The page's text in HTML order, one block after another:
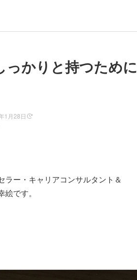
っかりと持つために
1月28日
ラー・キャリアコンサルタント＆
です。